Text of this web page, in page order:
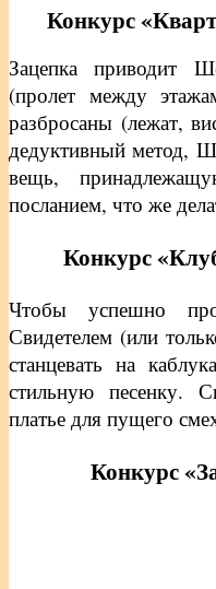
Конкурс
Зацепка приводит
(пролет между
разбросаны (лежат,
дедуктивный метод,
вещь,
посланием, что же
Конкурс
Чтобы успешно
Свидетелем (или
станцевать на
стильную песенку.
платье для пущего
Конкурс